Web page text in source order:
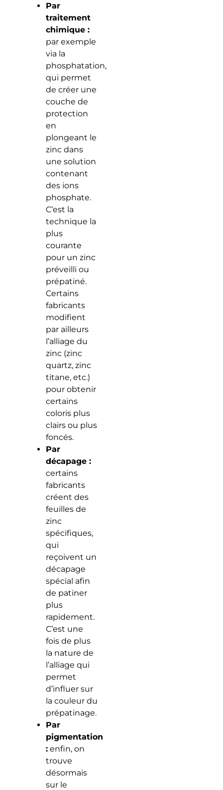
Par
traitement
chimique :
par exemple
via la
phosphatation,
qui permet
de créer une
couche de
protection
en
plongeant le
zinc dans
une solution
contenant
des ions
phosphate.
C’est la
technique la
plus
courante
pour un zinc
préveilli ou
prépatiné.
Certains
fabricants
modifient
par ailleurs
l’alliage du
zinc (zinc
quartz, zinc
titane, etc.)
pour obtenir
certains
coloris plus
clairs ou plus
foncés.
Par
décapage :
certains
fabricants
créent des
feuilles de
zinc
spécifiques,
qui
reçoivent un
décapage
spécial afin
de patiner
plus
rapidement.
C’est une
fois de plus
la nature de
l’alliage qui
permet
d’influer sur
la couleur du
prépatinage.
Par
pigmentation
:enfin, on
trouve
désormais
sur le